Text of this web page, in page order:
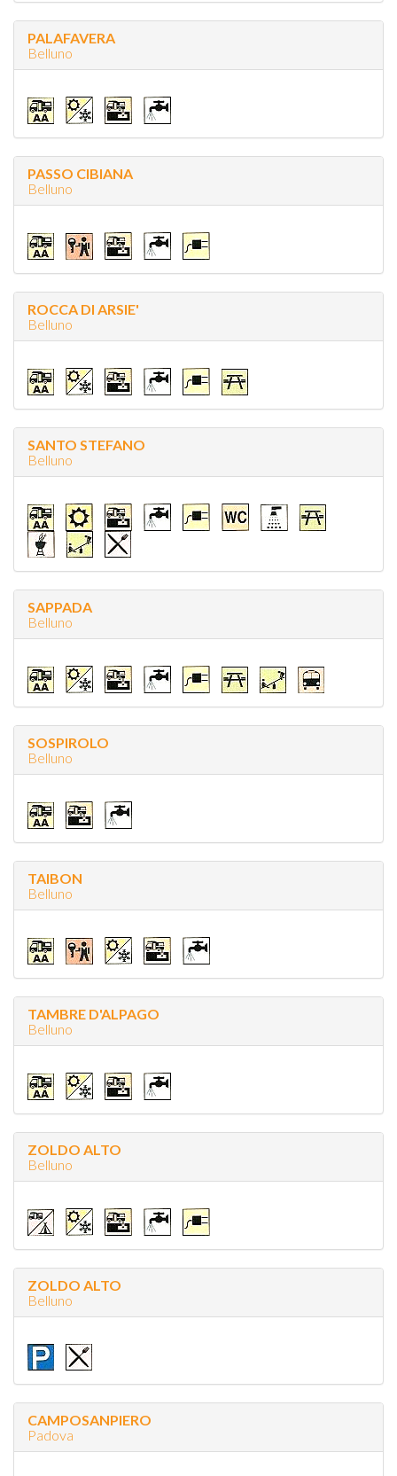
PALAFAVERA
Belluno
PASSO CIBIANA
Belluno
ROCCA DI ARSIE'
Belluno
SANTO STEFANO
Belluno
SAPPADA
Belluno
SOSPIROLO
Belluno
TAIBON
Belluno
TAMBRE D'ALPAGO
Belluno
ZOLDO ALTO
Belluno
ZOLDO ALTO
Belluno
CAMPOSANPIERO
Padova